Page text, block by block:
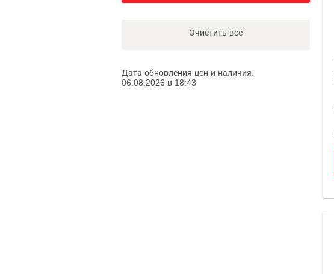
Очистить всё
Дата обновления цен и наличия:
06.08.2026 в 18:43